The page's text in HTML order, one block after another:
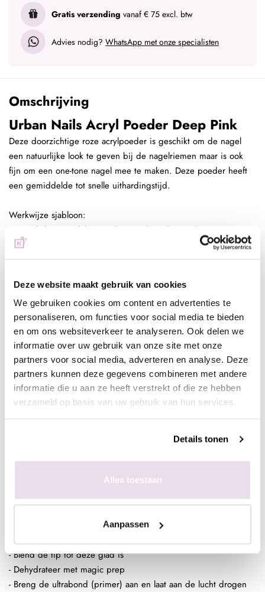
Deze website maakt gebruik van cookies
We gebruiken cookies om content en advertenties te
personaliseren, om functies voor social media te bieden
en om ons websiteverkeer te analyseren. Ook delen we
informatie over uw gebruik van onze site met onze
partners voor social media, adverteren en analyse. Deze
partners kunnen deze gegevens combineren met andere
informatie die u aan ze heeft verstrekt of die ze hebben
verzameld op basis van uw gebruik van hun services.
Details tonen
Alles toestaan
Aanpassen
Gratis verzending vanaf € 75 excl. btw
Advies nodig? WhatsApp met onze specialisten
Omschrijving
Urban Nails Acryl Poeder Deep Pink
Deze doorzichtige roze acrylpoeder is geschikt om de nagel
een natuurlijke look te geven bij de nagelriemen maar is ook
fijn om een one-tone nagel mee te maken. Deze poeder heeft
een gemiddelde tot snelle uithardingstijd.
Werkwijze sjabloon:
- Bereid de natuurlijke nagels voor door de nagelriemen naar
achter te duwen, nagels kort te vijlen en de glans te
de magic prep
- Breng de ultrabond (primer) aan en laat aan de lucht drogen
- Breng het sjabloon aan
- Doop het acrylpenseel in de liquid en vervolgens in de
poeder
- Plaats de bol op de nagel en modelleer tot het gewenste
resultaat
- Vijl in model met de 100 of 150 gritt vijl
- Breng een topcoat of gekleurde gelpolish aan naar wens
- Dehydrateer de natuurlijke nagel door schoon te maken met
- Plaats de tip dmv tiplijm, knip deze tot de gewenste lengte en
vijl in de gewenste vorm
- Blend de tip tot deze glad is
- Dehydrateer met magic prep
- Breng de ultrabond (primer) aan en laat aan de lucht drogen